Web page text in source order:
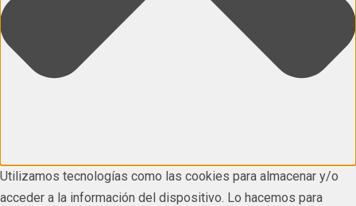
Utilizamos tecnologías como las cookies para almacenar y/o
acceder a la información del dispositivo. Lo hacemos para